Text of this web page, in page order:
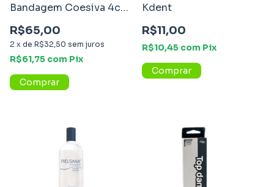
Bandagem Coesiva 4cm
R$65,00
2 x de R$32,50 sem juros
R$61,75 com Pix
Kdent
R$11,00
R$10,45 com Pix